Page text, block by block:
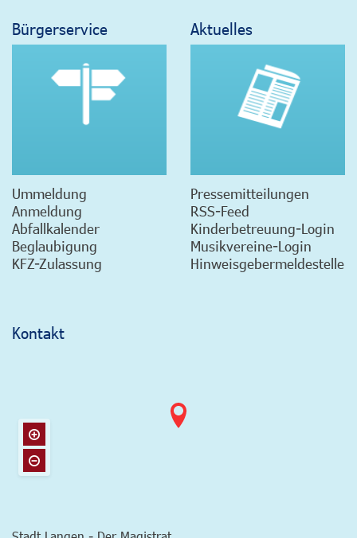
Bürgerservice
Ummeldung
Anmeldung
Abfallkalender
Beglaubigung
KFZ-Zulassung
Aktuelles
Pressemitteilungen
RSS-Feed
Kinderbetreuung-Login
Musikvereine-Login
Hinweisgebermeldestelle
Kontakt